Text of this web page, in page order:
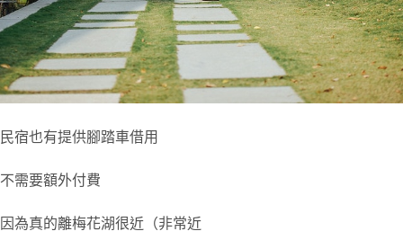
民宿也有提供腳踏車借用
不需要額外付費
因為真的離梅花湖很近（非常近